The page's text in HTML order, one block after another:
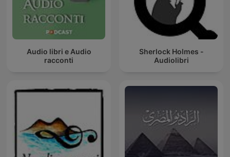
Audio libri e Audio
racconti
Sherlock Holmes -
Audiolibri